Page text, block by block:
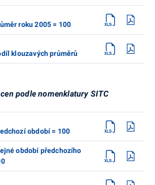
roku 2005 = 100
klouzavých průměrů
podle nomenklatury SITC
období = 100
období předchozího